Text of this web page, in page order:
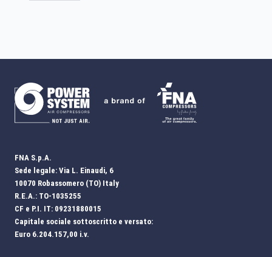
FNA S.p.A.
Sede legale: Via L. Einaudi, 6
10070 Robassomero (TO) Italy
R.E.A.: TO-1035255
CF e P.I. IT: 09231880015
Capitale sociale sottoscritto e versato:
Euro 6.204.157,00 i.v.